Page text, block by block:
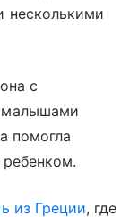
несколькими
с
малышами
помогла
ребенком.
из Греции, где